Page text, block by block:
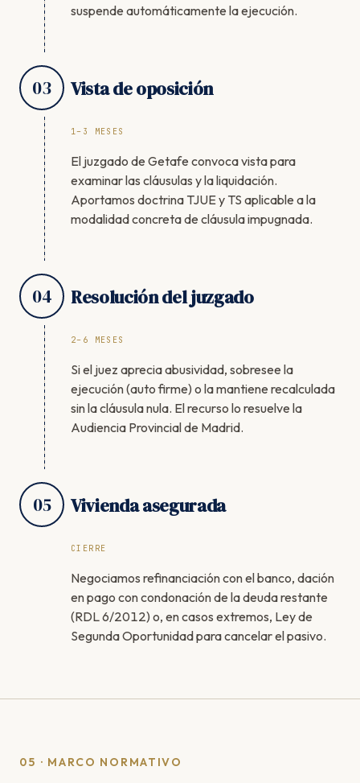
suspende automáticamente la ejecución.
03 Vista de oposición
1–3 MESES
El juzgado de Getafe convoca vista para
examinar las cláusulas y la liquidación.
Aportamos doctrina TJUE y TS aplicable a la
modalidad concreta de cláusula impugnada.
04 Resolución del juzgado
2–6 MESES
Si el juez aprecia abusividad, sobresee la
ejecución (auto firme) o la mantiene recalculada
sin la cláusula nula. El recurso lo resuelve la
Audiencia Provincial de Madrid.
05 Vivienda asegurada
CIERRE
Negociamos refinanciación con el banco, dación
en pago con condonación de la deuda restante
(RDL 6/2012) o, en casos extremos, Ley de
Segunda Oportunidad para cancelar el pasivo.
05 · MARCO NORMATIVO